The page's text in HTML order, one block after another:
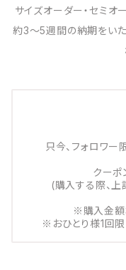
サイズオーダー・セミオ
約3～5週間の納期をい
只今、フォロワ
クー
(購入する際、上
※購入金額
※おひとり様1回限